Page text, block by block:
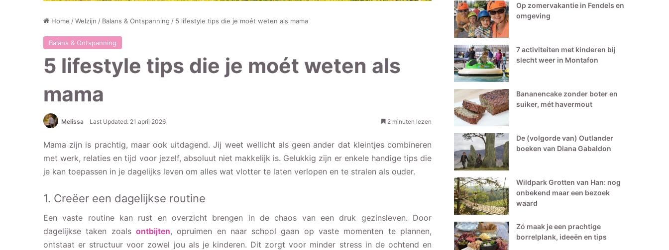
Home /Welzijn / Balans & Ontspanning / 5 lifestyle tips die je moét weten als mama
Balans & Ontspanning
5 lifestyle tips die je moét weten als
mama
Melissa Last Updated: 21 april 2026 2 minuten lezen
Mama zijn is prachtig, maar ook uitdagend. Jij weet wellicht als geen ander dat kleintjes combineren
met werk, relaties en tijd voor jezelf, absoluut niet makkelijk is. Gelukkig zijn er enkele handige tips die
je kan toepassen in je dagelijks leven om alles wat vlotter te laten verlopen en te stralen als ouder.
1. Creëer een dagelijkse routine
Een vaste routine kan rust en overzicht brengen in de chaos van een druk gezinsleven. Door
dagelijkse taken zoals ontbijten, opruimen en naar school gaan op vaste momenten te plannen,
ontstaat er structuur voor zowel jou als je kinderen. Dit zorgt voor minder stress in de ochtend en
Op zomervakantie in Fendels en
omgeving
7 activiteiten met kinderen bij
slecht weer in Montafon
Bananencake zonder boter en
suiker, mét havermout
De (volgorde van) Outlander
boeken van Diana Gabaldon
Wildpark Grotten van Han: nog
onbekend maar een bezoek
waard
Zó maak je een prachtige
borrelplank, ideeën en tips